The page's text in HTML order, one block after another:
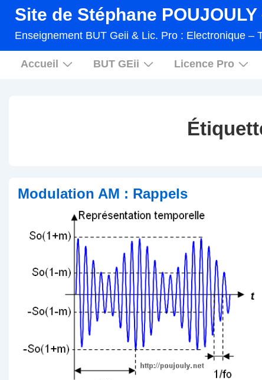
contenu
Site de Stéphane
Enseignement BUT Geii & Lic. Pro : Electronique
Main
Accueil BUT GEii Licence Pro
Modulation AM : Rappels